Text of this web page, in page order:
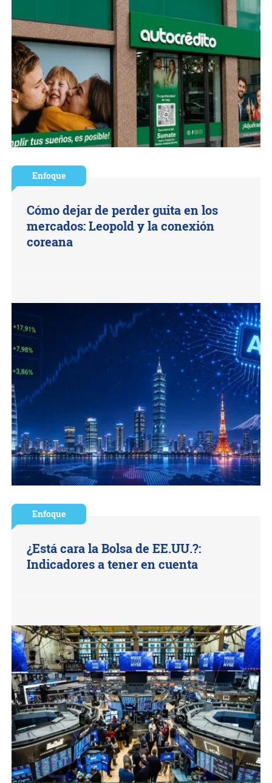
Enfoque
Cómo dejar de perder guita en los
mercados: Leopold y la conexión
coreana
Enfoque
¿Está cara la Bolsa de EE.UU.?:
Indicadores a tener en cuenta